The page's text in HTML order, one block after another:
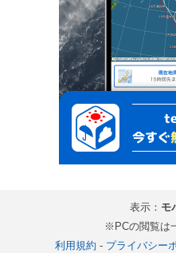
表示： モ
※PCの閲覧は
利用規約 - プライバシー